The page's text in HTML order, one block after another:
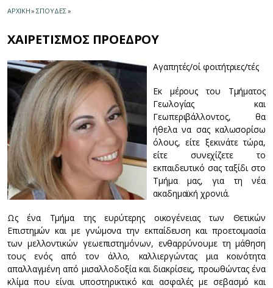
ΑΡΧΙΚΗ» ΣΠΟΥΔΕΣ»
ΧΑΙΡΕΤΙΣΜΟΣ ΠΡΟΕΔΡΟΥ
Αγαπητές/οί φοιτήτριες/τές
Εκ μέρους του Τμήματος
Γεωλογίας και
Γεωπεριβάλλοντος, θα
ήθελα να σας καλωσορίσω
όλους, είτε ξεκινάτε τώρα,
είτε συνεχίζετε το
εκπαιδευτικό σας ταξίδι στο
Τμήμα μας, για τη νέα
ακαδημαϊκή χρονιά.
Ως ένα Τμήμα της ευρύτερης οικογένειας των Θετικών
Επιστημών και με γνώμονα την εκπαίδευση και προετοιμασία
των μελλοντικών γεωεπιστημόνων, ενθαρρύνουμε τη μάθηση
τους ενός από τον άλλο, καλλιεργώντας μια κοινότητα
απαλλαγμένη από μισαλλοδοξία και διακρίσεις, προωθώντας ένα
κλίμα που είναι υποστηρικτικό και ασφαλές με σεβασμό και